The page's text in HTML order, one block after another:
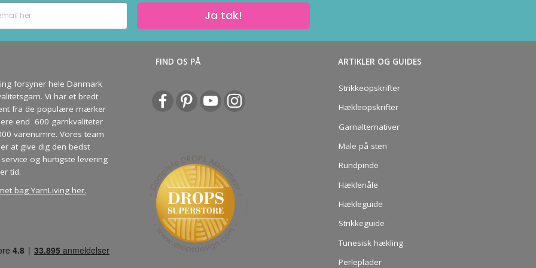
Ja tak!
forsyner hele Danmark
Vi har et bredt
fra de populære mærker
end 600 garnkvaliteter
varenumre. Vores team
at give dig den bedst
og hurtigste levering
tid.
bag YarnLiving her.
FIND OS PÅ ARTIKLER OG GUIDES
Strikkeopskrifter
Hækleopskrifter
Garnalternativer
Male på sten
Rundpinde
Hæklenåle
Hækleguide
Strikkeguide
Tunesisk hækling
Perleplader